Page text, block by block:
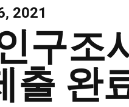
2021
구조
출 완